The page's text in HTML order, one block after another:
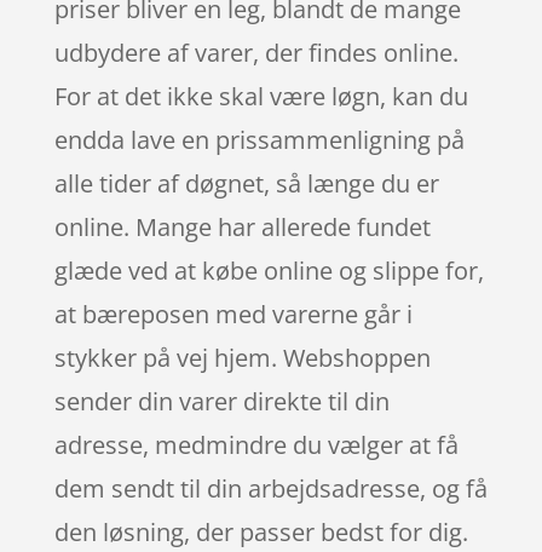
priser bliver en leg, blandt de mange
udbydere af varer, der findes online.
For at det ikke skal være løgn, kan du
endda lave en prissammenligning på
alle tider af døgnet, så længe du er
online. Mange har allerede fundet
glæde ved at købe online og slippe for,
at bæreposen med varerne går i
stykker på vej hjem. Webshoppen
sender din varer direkte til din
adresse, medmindre du vælger at få
dem sendt til din arbejdsadresse, og få
den løsning, der passer bedst for dig.